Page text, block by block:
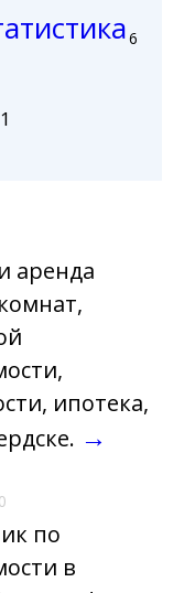
6
аренда
ипотека,
→
0
по
в